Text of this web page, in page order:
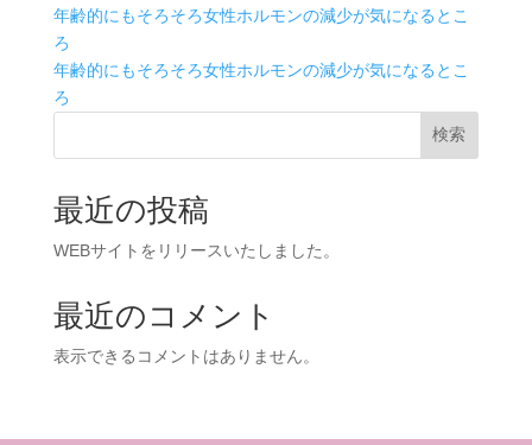
年齢的にもそろそろ女性ホルモンの減少が気になるとこ
ろ
年齢的にもそろそろ女性ホルモンの減少が気になるとこ
ろ
検索
最近の投稿
WEBサイトをリリースいたしました。
最近のコメント
表示できるコメントはありません。